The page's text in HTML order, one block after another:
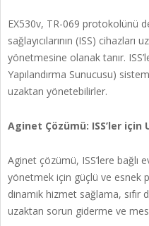
EX530v, TR-069 protokolünü
sağlayıcılarının (ISS) cihazları
yönetmesine olanak tanır.
Yapılandırma Sunucusu)
uzaktan yönetebilirler.
Aginet Çözümü: ISS’ler
Aginet çözümü, ISS’lere bağlı
yönetmek için güçlü ve esnek
dinamik hizmet sağlama, sıfır
uzaktan sorun giderme ve